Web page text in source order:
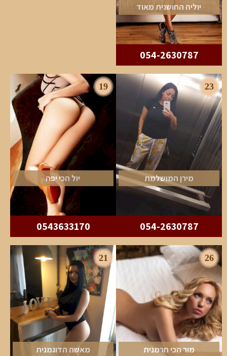
יוליה החושנית מאוד
054-2630787
23
מירן המושלמת
054-2630787
19
יול הכי יפה
0543633170
26
מור הכי חרמנית
21
מאשה הדוגמנית